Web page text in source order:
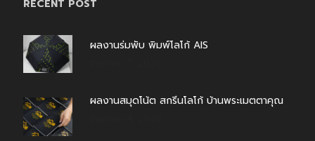
RECENT POST
ผลงานร่มพับ พิมพ์โลโก้ AIS
ผลงานสมุดโน้ต สกรีนโลโก้ บ้านพระเมตตาคุณ